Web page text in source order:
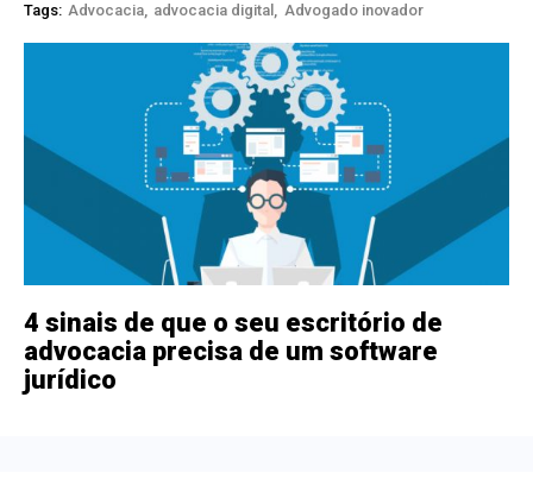
Tags: Advocacia advocacia digital Advogado inovador
4 sinais de que o seu escritório de
advocacia precisa de um software
jurídico